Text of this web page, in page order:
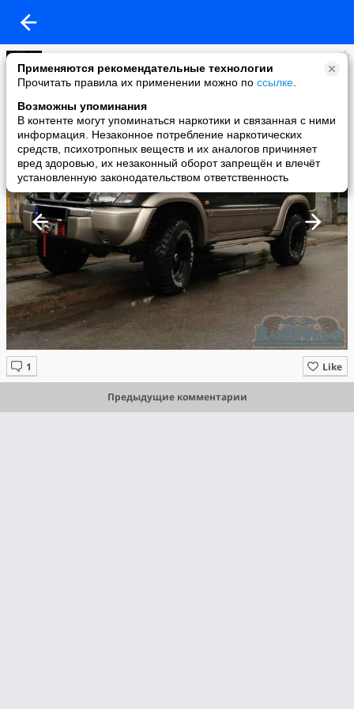
Применяются рекомендательные технологии
Прочитать правила их применении можно по ссылке
Возможны упоминания
В контенте могут упоминаться наркотики и связанная с ними
информация. Незаконное потребление наркотических
средств, психотропных веществ и их аналогов причиняет
вред здоровью, их незаконный оборот запрещён и влечёт
установленную законодательством ответственность
Лариса
added a photo
28 Sep в 20:52
Like
Предыдущие комментарии